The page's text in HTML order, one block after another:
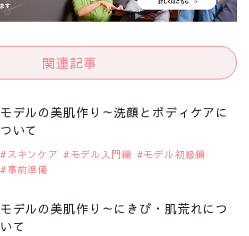
関連記事
モデルの美肌作り～洗顔とボディケアに
ついて
スキンケア モデル入門編
モデル初級編
事前準備
モデルの美肌作り～にきび・肌荒れにつ
いて